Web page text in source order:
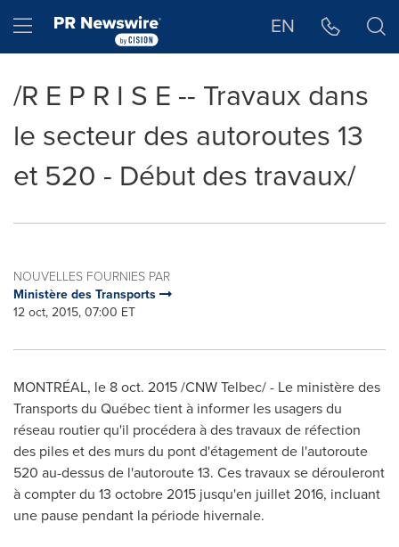
Hamburger menu EN
/R E P R I S E -- Travaux dans
le secteur des autoroutes 13
et 520 - Début des travaux/
NOUVELLES FOURNIES PAR
Ministère des Transports
12 oct, 2015, 07:00 ET
MONTRÉAL, le 8 oct. 2015/CNW Telbec/ - Le ministère des
Transports du Québec tient à informer les usagers du
réseau routier qu'il procédera à des travaux de réfection
des piles et des murs du pont d'étagement de l'autoroute
520 au-dessus de l'autoroute 13. Ces travaux se dérouleront
à compter du 13 octobre 2015 jusqu'en juillet 2016, incluant
une pause pendant la période hivernale.